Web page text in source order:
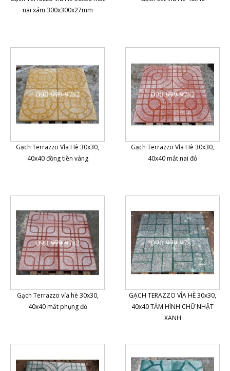
nai xám 300x300x27mm
Gạch Terrazzo Vỉa Hè 30x30,
40x40 đồng tiền vàng
Gạch Terrazzo Vỉa Hè 30x30,
40x40 mắt nai đỏ
Gạch Terrazzo vỉa hè 30x30,
40x40 mắt phụng đỏ
GẠCH TERAZZO VỈA HÈ 30x30,
40x40 TÁM HÌNH CHỮ NHẬT
XANH